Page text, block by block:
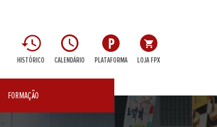
HISTÓRICO CALENDÁRIO PLATAFORMA LOJA FPX
FORMAÇÃO